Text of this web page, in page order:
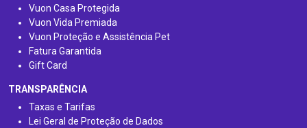
Vuon Casa Protegida
Vuon Vida Premiada
Vuon Proteção e Assistência Pet
Fatura Garantida
Gift Card
TRANSPARÊNCIA
Taxas e Tarifas
Lei Geral de Proteção de Dados